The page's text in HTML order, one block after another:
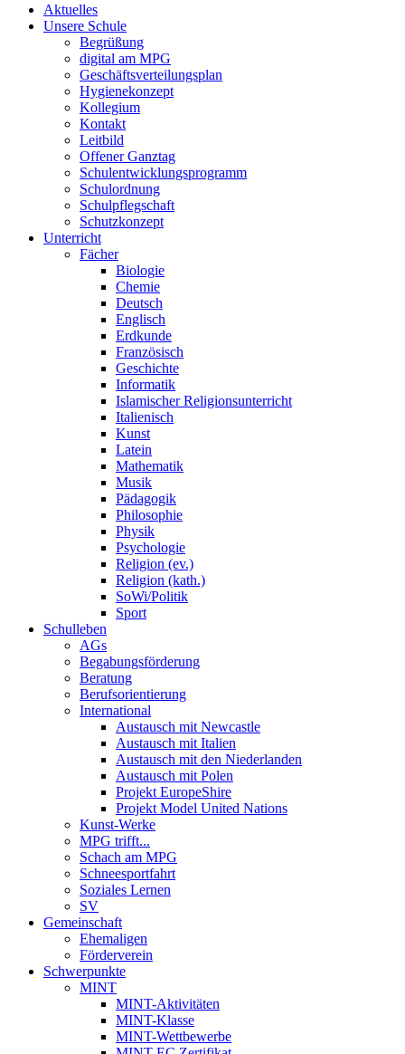
Aktuelles
Unsere Schule
Begrüßung
digital am MPG
Geschäftsverteilungsplan
Hygienekonzept
Kollegium
Kontakt
Leitbild
Offener Ganztag
Schulentwicklungsprogramm
Schulordnung
Schulpflegschaft
Schutzkonzept
Unterricht
Fächer
Biologie
Chemie
Deutsch
Englisch
Erdkunde
Französisch
Geschichte
Informatik
Islamischer Religionsunterricht
Italienisch
Kunst
Latein
Mathematik
Musik
Pädagogik
Philosophie
Physik
Psychologie
Religion (ev.)
Religion (kath.)
SoWi/Politik
Sport
Schulleben
AGs
Begabungsförderung
Beratung
Berufsorientierung
International
Austausch mit Newcastle
Austausch mit Italien
Austausch mit den Niederlanden
Austausch mit Polen
Projekt EuropeShire
Projekt Model United Nations
Kunst-Werke
MPG trifft...
Schach am MPG
Schneesportfahrt
Soziales Lernen
SV
Gemeinschaft
Ehemaligen
Förderverein
Schwerpunkte
MINT
MINT-Aktivitäten
MINT-Klasse
MINT-Wettbewerbe